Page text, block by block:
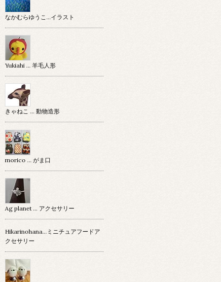
なかむらゆうこ…イラスト
Yukiahi … 羊毛人形
きゃねこ … 動物造形
morico … がま口
Ag planet … アクセサリー
Hikarinohana…ミニチュアフードア
クセサリー